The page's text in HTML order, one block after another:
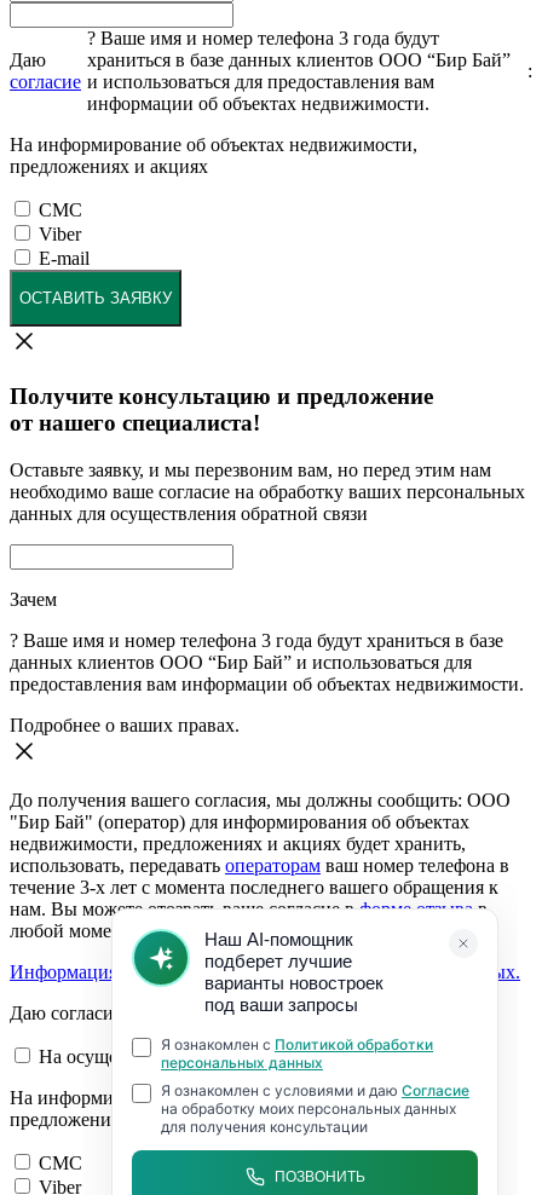
Даю
согласие
? Ваше имя и номер телефона 3 года будут
храниться в базе данных клиентов ООО “Бир Бай”
и использоваться для предоставления вам
информации об объектах недвижимости.
:
На информирование об объектах недвижимости,
предложениях и акциях
СМС
Viber
E-mail
ОСТАВИТЬ ЗАЯВКУ
Получите консультацию и предложение
от нашего специалиста!
Оставьте заявку, и мы перезвоним вам, но перед этим нам
необходимо ваше согласие на обработку ваших персональных
данных для осуществления обратной связи
Зачем
? Ваше имя и номер телефона 3 года будут храниться в базе
данных клиентов ООО “Бир Бай” и использоваться для
предоставления вам информации об объектах недвижимости.
Подробнее о ваших правах.
До получения вашего согласия, мы должны сообщить: ООО
"Бир Бай" (оператор) для информирования об объектах
недвижимости, предложениях и акциях будет хранить,
использовать, передавать операторам ваш номер телефона в
течение 3-х лет с момента последнего вашего обращения к
нам. Вы можете отозвать ваше согласие вформе отзывав
любой момент.
Информация о согласии на обработку персональных данных.
Даю согласие:
На осуществление обратной связи
На информирование об объектах недвижимости,
предложениях и акциях
СМС
Viber